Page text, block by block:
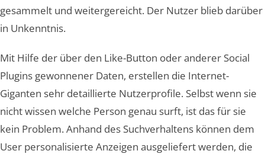
gesammelt und weitergereicht. Der Nutzer blieb darüber
in Unkenntnis.
Mit Hilfe der über den Like-Button oder anderer Social
Plugins gewonnener Daten, erstellen die Internet-
Giganten sehr detaillierte Nutzerprofile. Selbst wenn sie
nicht wissen welche Person genau surft, ist das für sie
kein Problem. Anhand des Suchverhaltens können dem
User personalisierte Anzeigen ausgeliefert werden, die